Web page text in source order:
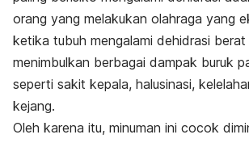
orang yang melakukan olahraga yang
ketika tubuh mengalami dehidrasi
menimbulkan berbagai dampak buruk
seperti sakit kepala, halusinasi,
kejang.
Oleh karena itu, minuman ini cocok